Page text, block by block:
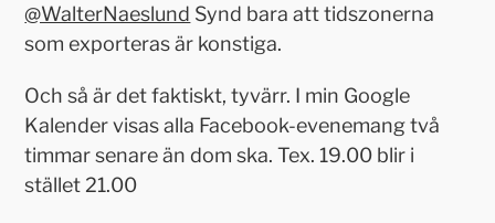
@WalterNaeslund Synd bara att tidszonerna
som exporteras är konstiga.
Och så är det faktiskt, tyvärr. I min Google
Kalender visas alla Facebook-evenemang två
timmar senare än dom ska. Tex. 19.00 blir i
stället 21.00